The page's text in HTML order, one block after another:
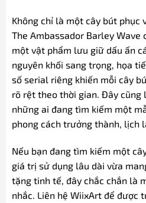
Không chỉ là một cây bút phục
The Ambassador Barley Wave
một vật phẩm lưu giữ dấu ấn
nguyên khối sang trọng, họa
số serial riêng khiến mỗi cây
rõ rệt theo thời gian. Đây cũng
những ai đang tìm kiếm một
phong cách trưởng thành, lịch
Nếu bạn đang tìm kiếm một
giá trị sử dụng lâu dài vừa
tặng tinh tế, đây chắc chắn là
nhắc. Liên hệ WiixArt để được